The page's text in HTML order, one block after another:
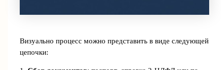
Визуально процесс можно представить в виде следующей
цепочки: